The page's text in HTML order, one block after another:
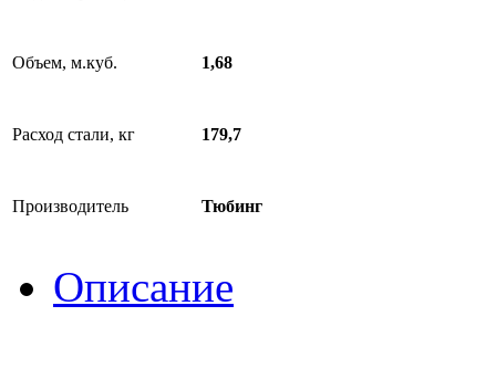
Объем, м.куб. 1,68
Расход стали, кг 179,7
Производитель Тюбинг
Описание